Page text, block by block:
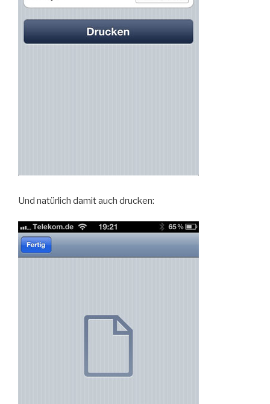
Und natürlich damit auch drucken: